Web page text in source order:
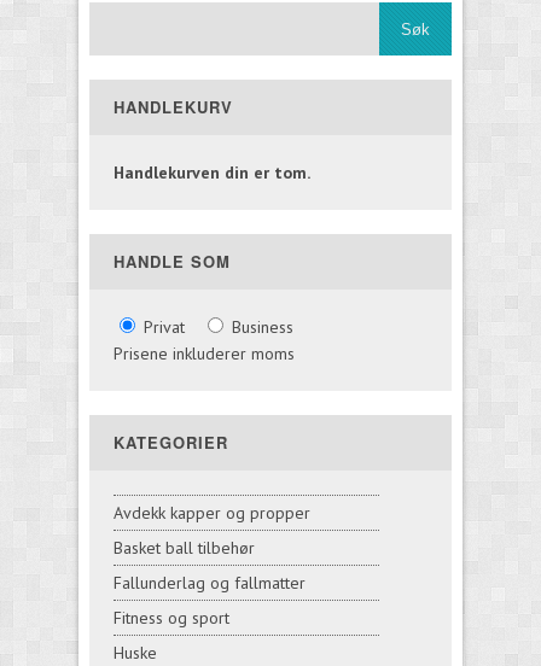
HANDLEKURV
Handlekurven din er tom.
HANDLE SOM
Privat
Business
Prisene inkluderer moms
KATEGORIER
Avdekk kapper og propper
Basket ball tilbehør
Fallunderlag og fallmatter
Fitness og sport
Huske